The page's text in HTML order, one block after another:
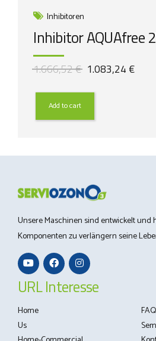
Inhibitoren
Inhibitor AQUAfree
1.666,52€ Ursprünglicher
war:
1.083,24 €
Add to cart
Unsere Maschinen sind entwickelt
Komponenten zu verlängern seine
URL Interesse
Home
FAQ
Us